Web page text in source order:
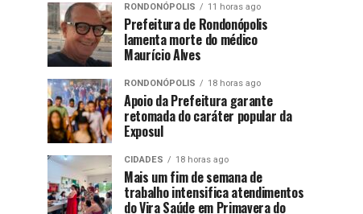
RONDONÓPOLIS 11 horas ago
Prefeitura de Rondonópolis
lamenta morte do médico
Maurício Alves
RONDONÓPOLIS 18 horas ago
Apoio da Prefeitura garante
retomada do caráter popular da
Exposul
CIDADES 18 horas ago
Mais um fim de semana de
trabalho intensifica atendimentos
do Vira Saúde em Primavera do